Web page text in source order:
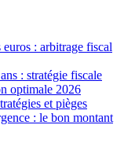
: arbitrage fiscal
: stratégie fiscale
optimale 2026
et pièges
: le bon montant